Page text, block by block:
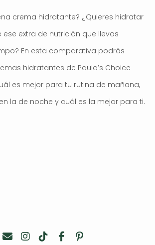
crema hidratante? ¿Quieres hidratar
extra de nutrición que llevas
En esta comparativa podrás
hidratantes de Paula’s Choice
es mejor para tu rutina de mañana,
la de noche y cuál es la mejor para ti.